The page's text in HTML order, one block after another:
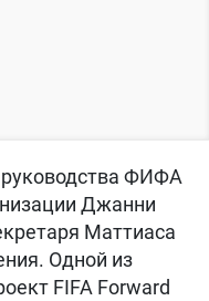
ФИФА
Джанни
Маттиаса
Одной из
FIFA Forward